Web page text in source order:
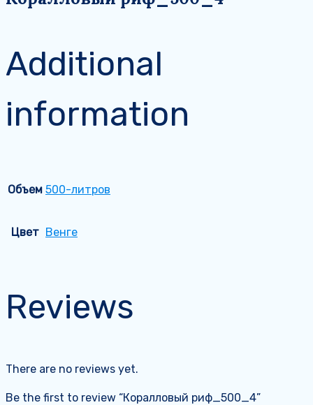
Additional
information
Объем 500-литров
Цвет Венге
Reviews
There are no reviews yet.
Be the first to review “Коралловый риф_500_4”